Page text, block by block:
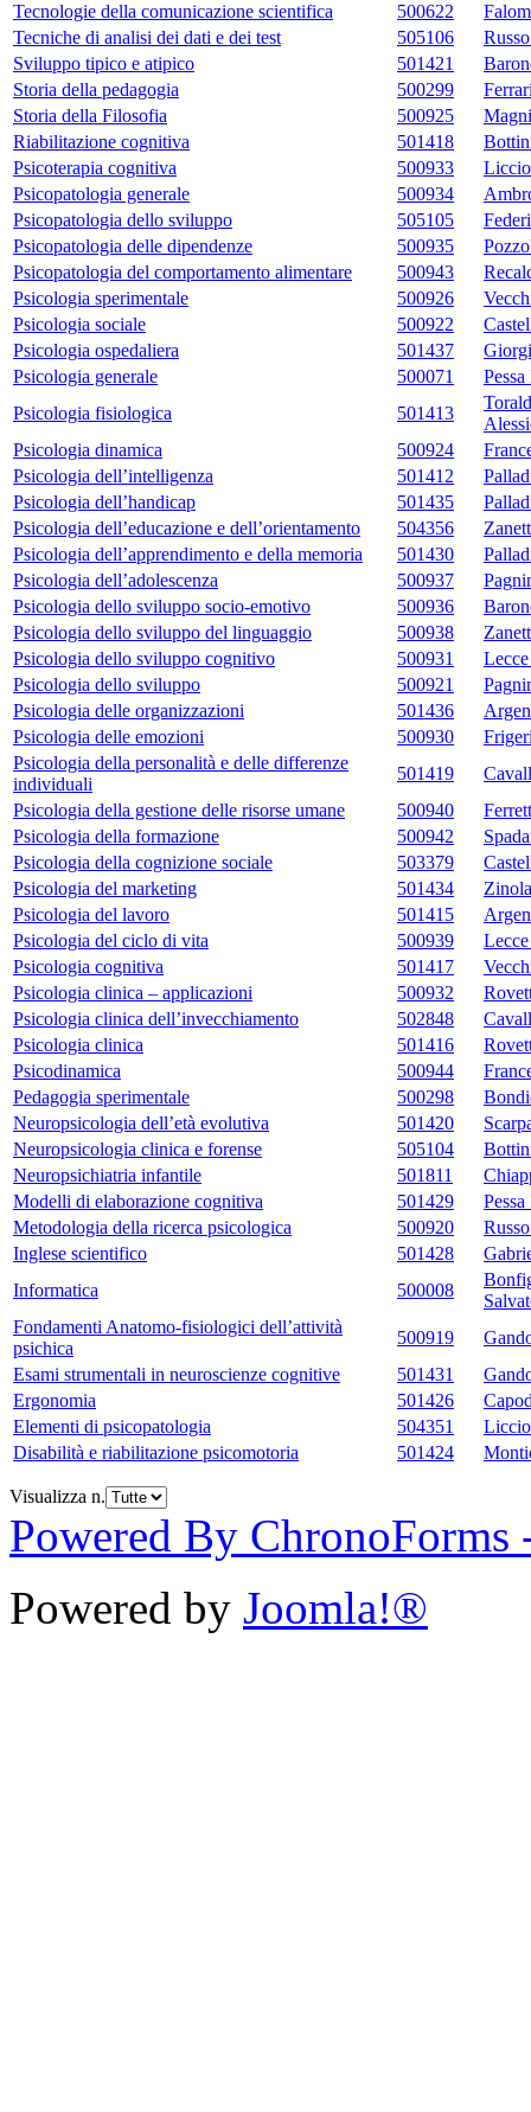
Tecnologie della comunicazione scientifica 500622
Tecniche di analisi dei dati e dei test
505106
Sviluppo tipico e atipico
501421
Storia della pedagogia
500299
Storia della Filosofia
500925
Riabilitazione cognitiva
501418
Psicoterapia cognitiva
500933
Psicopatologia generale
500934
Psicopatologia dello sviluppo
505105
Psicopatologia delle dipendenze
500935
Psicopatologia del comportamento alimentare
500943
Psicologia sperimentale
500926
Psicologia sociale
500922
Psicologia ospedaliera
501437
Psicologia generale
500071
Psicologia fisiologica
501413
Psicologia dinamica
500924
Psicologia dell’intelligenza
501412
Psicologia dell’handicap
501435
Psicologia dell’educazione e dell’orientamento
504356
Psicologia dell’apprendimento e della memoria
501430
Psicologia dell’adolescenza
500937
Psicologia dello sviluppo socio-emotivo
500936
Psicologia dello sviluppo del linguaggio
500938
Psicologia dello sviluppo cognitivo
500931
Psicologia dello sviluppo
500921
Psicologia delle organizzazioni
501436
Psicologia delle emozioni
500930
Psicologia della personalità e delle differenze
individuali
501419
Psicologia della gestione delle risorse umane
500940
Psicologia della formazione
500942
Psicologia della cognizione sociale
503379
Psicologia del marketing
501434
Psicologia del lavoro
501415
Psicologia del ciclo di vita
500939
Psicologia cognitiva
501417
Psicologia clinica – applicazioni
500932
Psicologia clinica dell’invecchiamento
502848
Psicologia clinica
501416
Psicodinamica
500944
Pedagogia sperimentale
500298
Neuropsicologia dell’età evolutiva
501420
Neuropsicologia clinica e forense
505104
Neuropsichiatria infantile
501811
Modelli di elaborazione cognitiva
501429
Metodologia della ricerca psicologica
500920
Inglese scientifico
501428
Informatica
500008
Fondamenti Anatomo-fisiologici dell’attività
psichica
500919
Esami strumentali in neuroscienze cognitive
501431
Ergonomia
501426
Elementi di psicopatologia
504351
Disabilità e riabilitazione psicomotoria
501424
Visualizza n.
Powered By ChronoForms
Powered by Joomla!®